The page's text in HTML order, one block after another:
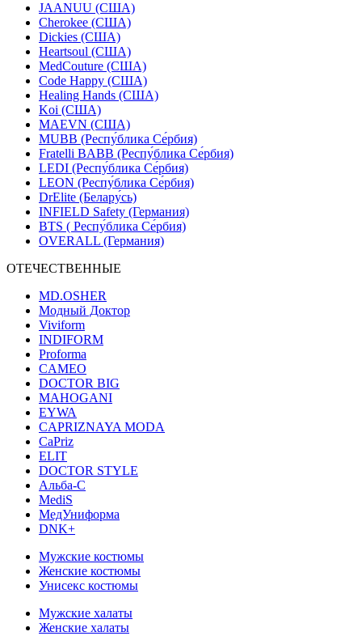
JAANUU (США)
Cherokee (США)
Dickies (США)
Heartsoul (США)
MedCouture (США)
Code Happy (США)
Healing Hands (США)
Koi (США)
MAEVN (США)
MUBB (Респу́блика Се́рбия)
Fratelli BABB (Респу́блика Се́рбия)
LEDI (Респу́блика Се́рбия)
LEON (Респу́блика Се́рбия)
DrElite (Белару́сь)
INFIELD Safety (Германия)
BTS ( Респу́блика Се́рбия)
OVERALL (Германия)
ОТЕЧЕСТВЕННЫЕ
MD.OSHER
Модный Доктор
Viviform
INDIFORM
Proforma
CAMEO
DOCTOR BIG
MAHOGANI
EYWA
CAPRIZNAYA MODA
CaPriz
ELIT
DOCTOR STYLE
Альба-С
MediS
МедУниформа
DNK+
Мужские костюмы
Женские костюмы
Унисекс костюмы
Мужские халаты
Женские халаты